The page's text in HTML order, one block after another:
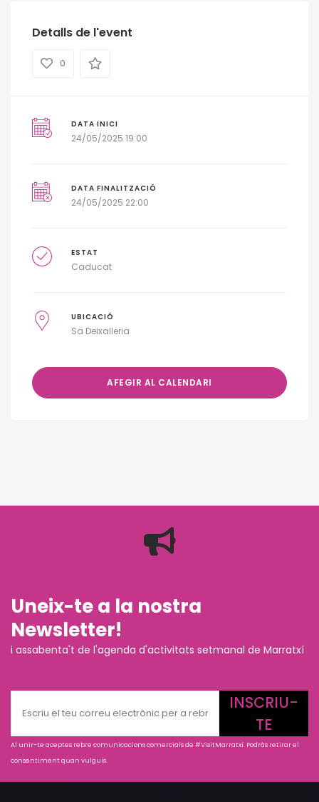
Detalls de l'event
0
DATA INICI
24/05/2025 19:00
DATA FINALITZACIÓ
24/05/2025 22:00
ESTAT
Caducat
UBICACIÓ
Sa Deixalleria
AFEGIR AL CALENDARI
Uneix-te a la nostra
Newsletter!
i assabenta't de l'agenda d'activitats setmanal de Marratxí
INSCRIU-
TE
Al unir-te aceptes rebre comunicacions comercials de #VisitMarratxí. Podràs retirar el
consentiment quan vulguis.